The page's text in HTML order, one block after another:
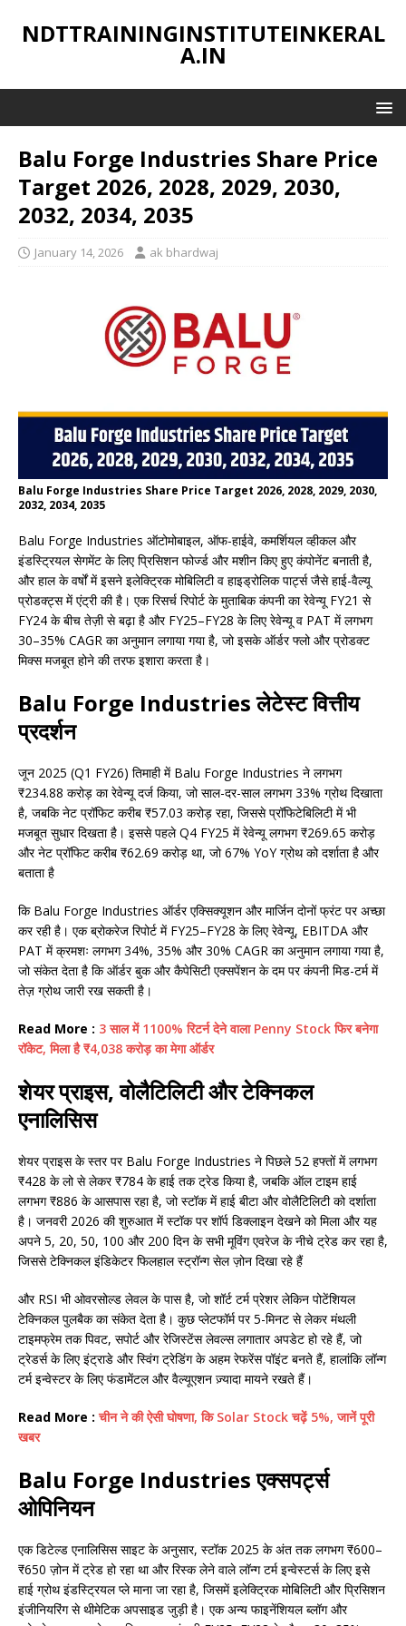
NDTTRAININGINSTITUTEINKERAL
A.IN
Balu Forge Industries Share Price
Target 2026, 2028, 2029, 2030,
2032, 2034, 2035
January 14, 2026 ak bhardwaj
Balu Forge Industries Share Price Target 2026, 2028, 2029, 2030,
2032, 2034, 2035
Balu Forge Industries ऑटोमोबाइल, ऑफ-हाईवे, कमर्शियल व्हीकल और
इंडस्ट्रियल सेगमेंट के लिए प्रिसिशन फोर्ज्ड और मशीन किए हुए कंपोनेंट बनाती है,
और हाल के वर्षों में इसने इलेक्ट्रिक मोबिलिटी व हाइड्रोलिक पार्ट्स जैसे हाई-वैल्यू
प्रोडक्ट्स में एंट्री की है। एक रिसर्च रिपोर्ट के मुताबिक कंपनी का रेवेन्यू FY21 से
FY24 के बीच तेज़ी से बढ़ा है और FY25–FY28 के लिए रेवेन्यू व PAT में लगभग
30–35% CAGR का अनुमान लगाया गया है, जो इसके ऑर्डर फ्लो और प्रोडक्ट
मिक्स मजबूत होने की तरफ इशारा करता है।
Balu Forge Industries लेटेस्ट वित्तीय
प्रदर्शन
जून 2025 (Q1 FY26) तिमाही में Balu Forge Industries ने लगभग
₹234.88 करोड़ का रेवेन्यू दर्ज किया, जो साल-दर-साल लगभग 33% ग्रोथ दिखाता
है, जबकि नेट प्रॉफिट करीब ₹57.03 करोड़ रहा, जिससे प्रॉफिटेबिलिटी में भी
मजबूत सुधार दिखता है। इससे पहले Q4 FY25 में रेवेन्यू लगभग ₹269.65 करोड़
और नेट प्रॉफिट करीब ₹62.69 करोड़ था, जो 67% YoY ग्रोथ को दर्शाता है और
बताता है
कि Balu Forge Industries ऑर्डर एक्सिक्यूशन और मार्जिन दोनों फ्रंट पर अच्छा
कर रही है। एक ब्रोकरेज रिपोर्ट में FY25–FY28 के लिए रेवेन्यू, EBITDA और
PAT में क्रमशः लगभग 34%, 35% और 30% CAGR का अनुमान लगाया गया है,
जो संकेत देता है कि ऑर्डर बुक और कैपेसिटी एक्सपेंशन के दम पर कंपनी मिड-टर्म में
तेज़ ग्रोथ जारी रख सकती है।
Read More : 3 साल में 1100% रिटर्न देने वाला Penny Stock फिर बनेगा
रॉकेट, मिला है ₹4,038 करोड़ का मेगा ऑर्डर
शेयर प्राइस, वोलैटिलिटी और टेक्निकल
एनालिसिस
शेयर प्राइस के स्तर पर Balu Forge Industries ने पिछले 52 हफ्तों में लगभग
₹428 के लो से लेकर ₹784 के हाई तक ट्रेड किया है, जबकि ऑल टाइम हाई
लगभग ₹886 के आसपास रहा है, जो स्टॉक में हाई बीटा और वोलैटिलिटी को दर्शाता
है। जनवरी 2026 की शुरुआत में स्टॉक पर शॉर्प डिक्लाइन देखने को मिला और यह
अपने 5, 20, 50, 100 और 200 दिन के सभी मूविंग एवरेज के नीचे ट्रेड कर रहा है,
जिससे टेक्निकल इंडिकेटर फिलहाल स्ट्रॉन्ग सेल ज़ोन दिखा रहे हैं
और RSI भी ओवरसोल्ड लेवल के पास है, जो शॉर्ट टर्म प्रेशर लेकिन पोटेंशियल
टेक्निकल पुलबैक का संकेत देता है। कुछ प्लेटफॉर्म पर 5-मिनट से लेकर मंथली
टाइमफ्रेम तक पिवट, सपोर्ट और रेजिस्टेंस लेवल्स लगातार अपडेट हो रहे हैं, जो
ट्रेडर्स के लिए इंट्राडे और स्विंग ट्रेडिंग के अहम रेफरेंस पॉइंट बनते हैं, हालांकि लॉन्ग
टर्म इन्वेस्टर के लिए फंडामेंटल और वैल्यूएशन ज़्यादा मायने रखते हैं।
Read More :चीन ने की ऐसी घोषणा, कि Solar Stock चढ़ें 5%, जानें पूरी
खबर
Balu Forge Industries एक्सपर्ट्स
ओपिनियन
एक डिटेल्ड एनालिसिस साइट के अनुसार, स्टॉक 2025 के अंत तक लगभग ₹600–
₹650 ज़ोन में ट्रेड हो रहा था और रिस्क लेने वाले लॉन्ग टर्म इन्वेस्टर्स के लिए इसे
हाई ग्रोथ इंडस्ट्रियल प्ले माना जा रहा है, जिसमें इलेक्ट्रिक मोबिलिटी और प्रिसिशन
इंजीनियरिंग से थीमेटिक अपसाइड जुड़ी है। एक अन्य फाइनेंशियल ब्लॉग और